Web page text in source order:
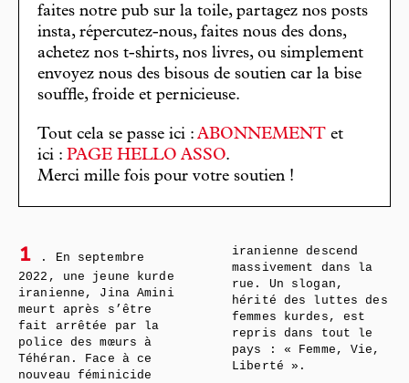
faites notre pub sur la toile, partagez nos posts
insta, répercutez-nous, faites nous des dons,
achetez nos t-shirts, nos livres, ou simplement
envoyez nous des bisous de soutien car la bise
souffle, froide et pernicieuse.
Tout cela se passe ici : ABONNEMENT et
ici : PAGE HELLO ASSO.
Merci mille fois pour votre soutien !
1
. En septembre
2022, une jeune kurde
iranienne, Jina Amini
meurt après s’être
fait arrêtée par la
police des mœurs à
Téhéran. Face à ce
nouveau féminicide
iranienne descend
massivement dans la
rue. Un slogan,
hérité des luttes des
femmes kurdes, est
repris dans tout le
pays : « Femme, Vie,
Liberté ».